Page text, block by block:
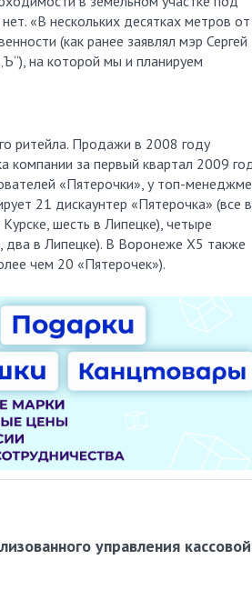
«В нескольких десятках метров от
(как ранее заявлял мэр Сергей
на которой мы и планируем
ритейла. Продажи в 2008 году
компании за первый квартал 2009
«Пятерочки», у топ-
21 дискаунтер «Пятерочка» (все в
шесть в Липецке), четыре
два в Липецке). В Воронеже X5 также
чем 20 «Пятерочек»).
управления кассовой